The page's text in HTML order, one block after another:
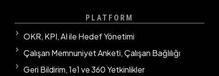
PLATFORM
OKR, KPI, AI ile Hedef Yönetimi
Çalışan Memnuniyet Anketi, Çalışan Bağlılığı
Geri Bildirim, 1e1 ve 360 Yetkinlikler